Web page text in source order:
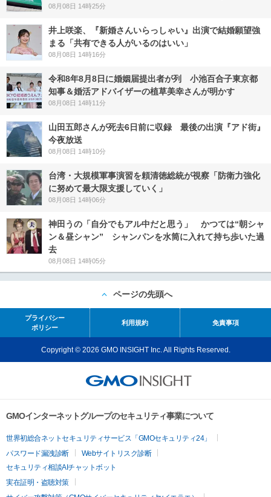
08月08日 14時25分
井上咲楽、『新婚さんいらっしゃい』出演で結婚願望強
まる「共有できる人がいるのはいい」
08月08日 14時16分
令和8年8月8日に婚姻届提出者が列 小池百合子東京都
知事＆婚活アドバイザーの植草美幸さんが明かす
08月08日 14時11分
山田五郎さんが死去6日前に収録 最後の出演『アド街』
今夜放送
08月08日 14時10分
台湾・大規模軍事演習を頼清徳総統が視察「防衛力強化
に努めて最大限支援していく」
08月08日 14時06分
神田うの「自分でもアル中だと思う」 かつては“朝シャ
ン＆昼シャン” シャンパンを水筒に入れて持ち歩いた過
去
08月08日 14時05分
ページの先頭へ
プライバシー
ポリシー
利用規約 免責事項
Copyright © 2026 GMO INSIGHT Inc. All Rights Reserved.
GMOインターネットグループのセキュリティ事業について
世界初総合ネットセキュリティサービス「GMOセキュリティ24」
パスワード漏洩診断
Webサイトリスク診断
セキュリティ相談AIチャットボット
実在証明・盗聴対策